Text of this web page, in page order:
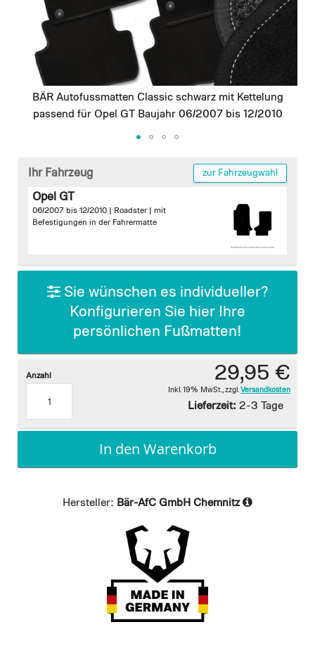
BÄR Autofussmatten Classic schwarz mit Kettelung
passend für Opel GT Baujahr 06/2007 bis 12/2010
beginning
gallery
Ihr Fahrzeug zur Fahrzeugwahl
Opel GT
06/2007 bis 12/2010 | Roadster | mit
Befestigungen in der Fahrermatte
Sie wünschen es individueller?
Konfigurieren Sie hier Ihre
persönlichen Fußmatten!
29,95 €
Inkl. 19% MwSt. zzgl. Versandkosten
Lieferzeit: 2-3 Tage
Anzahl
In den Warenkorb
Hersteller: Bär-AfC GmbH Chemnitz